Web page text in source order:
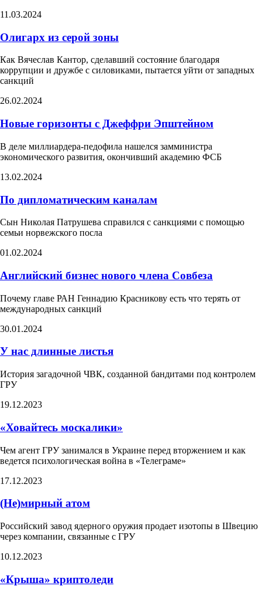
11.03.2024
Олигарх из серой зоны
Как Вячеслав Кантор, сделавший состояние благодаря
коррупции и дружбе с силовиками, пытается уйти от западных
санкций
26.02.2024
Новые горизонты с Джеффри Эпштейном
В деле миллиардера-педофила нашелся замминистра
экономического развития, окончивший академию ФСБ
13.02.2024
По дипломатическим каналам
Сын Николая Патрушева справился с санкциями с помощью
семьи норвежского посла
01.02.2024
Английский бизнес нового члена Совбеза
Почему главе РАН Геннадию Красникову есть что терять от
международных санкций
30.01.2024
У нас длинные листья
История загадочной ЧВК, созданной бандитами под контролем
ГРУ
19.12.2023
«Ховайтесь москалики»
Чем агент ГРУ занимался в Украине перед вторжением и как
ведется психологическая война в «Телеграме»
17.12.2023
(Не)мирный атом
Российский завод ядерного оружия продает изотопы в Швецию
через компании, связанные с ГРУ
10.12.2023
«Крыша» криптоледи